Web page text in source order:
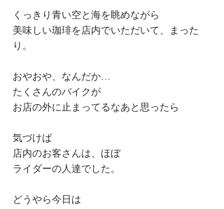
くっきり青い空と海を眺めながら
美味しい珈琲を店内でいただいて、まった
り。
おやおや、なんだか…
たくさんのバイクが
お店の外に止まってるなあと思ったら
気づけば
店内のお客さんは、ほぼ
ライダーの人達でした。
どうやら今日は